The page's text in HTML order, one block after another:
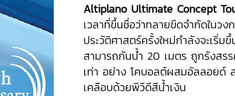
Altiplano Ultimate Concept
เวลาที่ขึ้นชื่อว่าทลายขีดจำกัดในว
ประวัติศาสตร์ครั้งใหม่กำลังจะเริ่
สามารถกันน้ำ 20 เมตร ถูกรังสร
เท่า อย่าง โคบอลต์ผสมอัลลอยด์
เคลือบด้วยพีวีดีสีน้ำเงิน